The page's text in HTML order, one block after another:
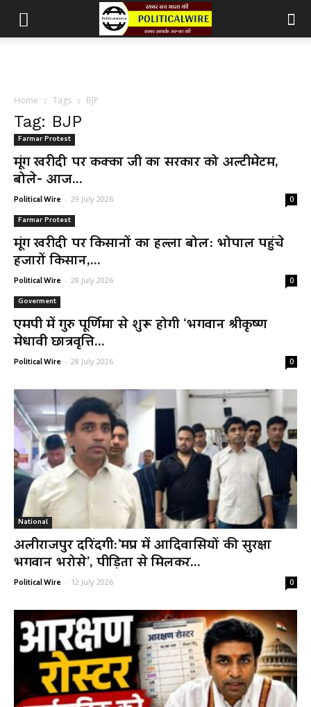
Home Tags BJP
Tag: BJP
Farmar Protest
मूंग खरीदी पर कक्का जी का सरकार को अल्टीमेटम,
बोले- आज...
Political Wire - 29 July 2026 0
Farmar Protest
मूंग खरीदी पर किसानों का हल्ला बोल: भोपाल पहुंचे
हजारों किसान,...
Political Wire - 28 July 2026 0
Goverment
एमपी में गुरु पूर्णिमा से शुरू होगी ‘भगवान श्रीकृष्ण
मेधावी छात्रवृत्ति...
Political Wire - 28 July 2026 0
National
अलीराजपुर दरिंदगी:’मप्र में आदिवासियों की सुरक्षा
भगवान भरोसे’, पीड़िता से मिलकर...
Political Wire - 12 July 2026 0